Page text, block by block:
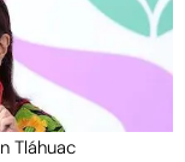
Tláhuac